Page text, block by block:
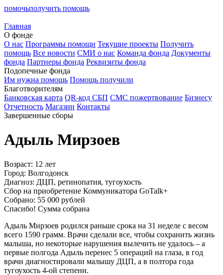
помочьполучить помощь
Главная
О фонде
О нас Программы помощи Текущие проекты Получить
помощь Все новости СМИ о нас Команда фонда Документы
фонда Партнеры фонда Реквизиты фонда
Подопечные фонда
Им нужна помощь Помощь получили
Благотворителям
Банковская карта QR-код СБП СМС пожертвование Бизнесу
Отчетность Магазин Контакты
Завершенные сборы
Адыль Мирзоев
Возраст: 12 лет
Город: Волгодонск
Диагноз: ДЦП, ретинопатия, тугоухость
Сбор на приобретение Коммуникатора GoTalk+
Собрано: 55 000 рублей
Спасибо! Сумма собрана
Адыль Мирзоев родился раньше срока на 31 неделе с весом
всего 1590 грамм. Врачи сделали все, чтобы сохранить жизнь
малыша, но некоторые нарушения вылечить не удалось – а
первые полгода Адыль перенес 5 операций на глаза, в год
врачи диагностировали малышу ДЦП, а в полтора года
тугоухость 4-ой степени.